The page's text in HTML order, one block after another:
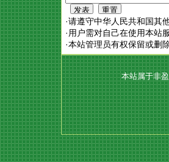
·请遵守中华人民共和国其
·用户需对自己在使用本站
·本站管理员有权保留或删
本站属于非